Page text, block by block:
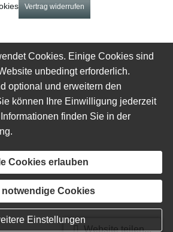
Vertrag widerrufen
Cookies. Einige Cookies sind
unbedingt erforderlich.
optional und erweitern den
können Ihre Einwilligung jederzeit
finden Sie in der
.
Cookies erlauben
notwendige Cookies
Einstellungen
Website teilen...